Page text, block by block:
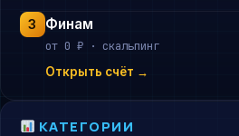
3 Финам
от 0 ₽ · скальпинг
Открыть счёт →
КАТЕГОРИИ